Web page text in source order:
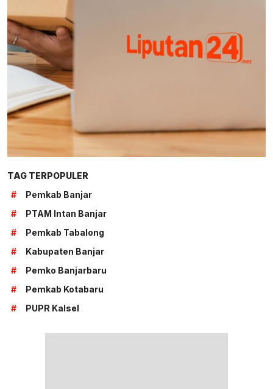
TAG TERPOPULER
#
Pemkab Banjar
#
PTAM Intan Banjar
#
Pemkab Tabalong
#
Kabupaten Banjar
#
Pemko Banjarbaru
#
Pemkab Kotabaru
#
PUPR Kalsel